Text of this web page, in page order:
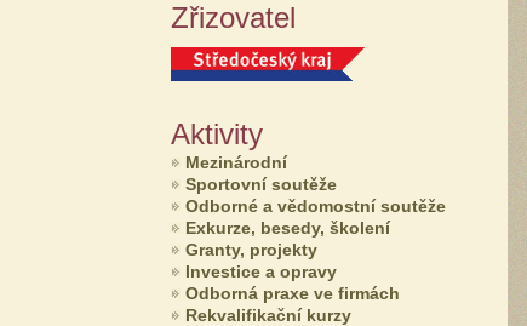
Zřizovatel
Aktivity
Mezinárodní
Sportovní soutěže
Odborné a vědomostní soutěže
Exkurze, besedy, školení
Granty, projekty
Investice a opravy
Odborná praxe ve firmách
Rekvalifikační kurzy